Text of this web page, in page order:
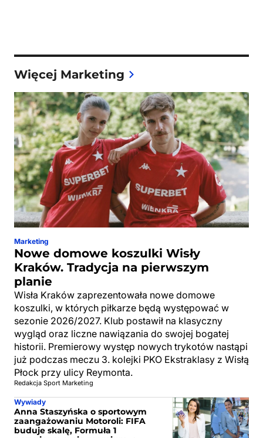
Więcej Marketing
Marketing
Nowe domowe koszulki Wisły
Kraków. Tradycja na pierwszym
planie
Wisła Kraków zaprezentowała nowe domowe
koszulki, w których piłkarze będą występować w
sezonie 2026/2027. Klub postawił na klasyczny
wygląd oraz liczne nawiązania do swojej bogatej
historii. Premierowy występ nowych trykotów nastąpi
już podczas meczu 3. kolejki PKO Ekstraklasy z Wisłą
Płock przy ulicy Reymonta.
Redakcja Sport Marketing
Wywiady
Anna Staszyńska o sportowym
zaangażowaniu Motoroli: FIFA
buduje skalę, Formuła 1